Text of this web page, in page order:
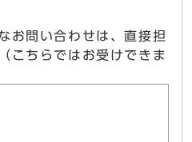
お問い合わせは、直接担
こちらではお受けできま